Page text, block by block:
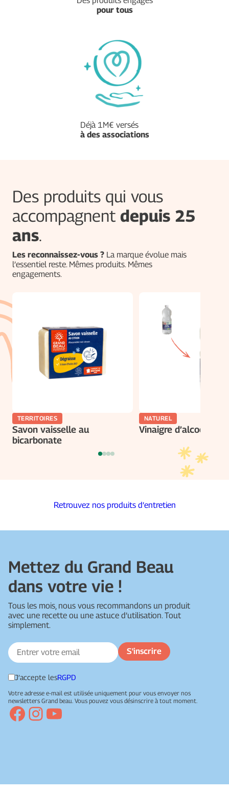
pour tous
Déjà 1M€ versés
à des associations
Des produits qui vous
accompagnent depuis 25
ans.
Les reconnaissez-vous ? La marque évolue mais
l’essentiel reste. Mêmes produits. Mêmes
engagements.
TERRITOIRES
Savon vaisselle au
bicarbonate
NATUREL
Vinaigre d’alcool bio
Retrouvez nos produits d’entretien
Mettez du Grand Beau
dans votre vie !
Tous les mois, nous vous recommandons un produit
avec une recette ou une astuce d’utilisation. Tout
simplement.
J’accepte lesRGPD
Votre adresse e-mail est utilisée uniquement pour vous envoyer nos
newsletters Grand beau. Vous pouvez vous désinscrire à tout moment.
Facebook
Instagram
YouTube